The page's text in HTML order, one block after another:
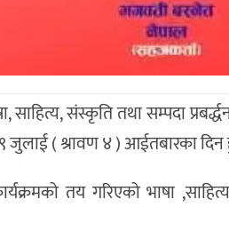
संस्कृति तथा सम्पदा
जुलाई ( श्रावण ४ ) आईतबारका
तय गरिएको भाषा